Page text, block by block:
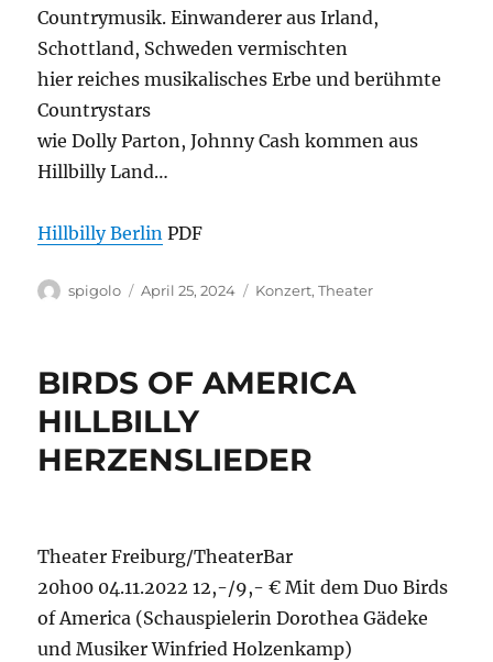
Countrymusik. Einwanderer aus Irland,
Schottland, Schweden vermischten
hier reiches musikalisches Erbe und berühmte
Countrystars
wie Dolly Parton, Johnny Cash kommen aus
Hillbilly Land…
Hillbilly Berlin PDF
Autor
spigolo
Veröffentlicht
April 25, 2024 Kategorien
Konzert,Theater
BIRDS OF AMERICA
HILLBILLY
HERZENSLIEDER
Theater Freiburg/TheaterBar
20h00 04.11.2022 12,-/9,- € Mit dem Duo Birds
of America (Schauspielerin Dorothea Gädeke
und Musiker Winfried Holzenkamp)